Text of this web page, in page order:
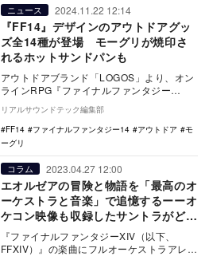
ニュース 2024.11.22 12:14
『FF14』デザインのアウトドアグッ
ズ全14種が登場 モーグリが焼印さ
れるホットサンドパンも
アウトドアブランド「LOGOS」より、オン
ラインRPG『ファイナルファンタジー
XIV（FF14）』とコラボレーションしたア
ウトド…
リアルサウンドテック編集部
FF14
ファイナルファンタジー14 アウトドア
モ
ーグリ
コラム 2023.04.27 12:00
エオルゼアの冒険と物語を「最高のオ
ーケストラと音楽」で追憶するーーオ
ケコン映像も収録したサントラがどこ
までも豪華だった
『ファイナルファンタジーXIV（以下、
FFXIV）』の楽曲にフルオーケストラアレン